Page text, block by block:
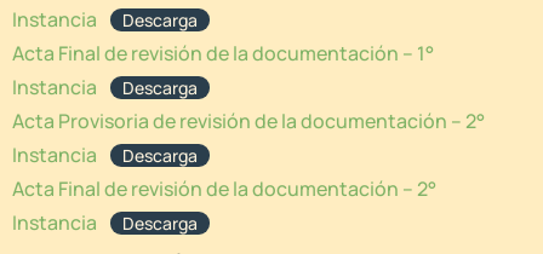
Instancia
Descarga
Acta Final de revisión de la documentación – 1°
Instancia
Descarga
Acta Provisoria de revisión de la documentación – 2°
Instancia
Descarga
Acta Final de revisión de la documentación – 2°
Instancia
Descarga